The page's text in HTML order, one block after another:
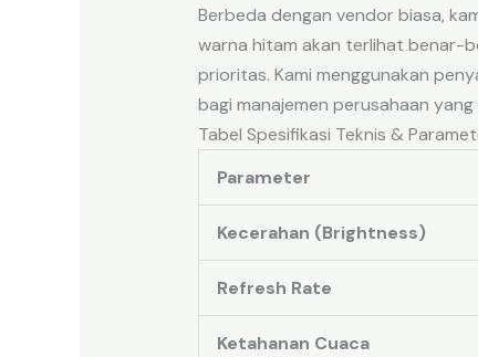
Berbeda dengan vendor biasa,
warna hitam akan terlihat benar-
prioritas. Kami menggunakan
bagi manajemen perusahaan yang
Tabel Spesifikasi Teknis &
Parameter
Kecerahan (Brightness)
Refresh Rate
Ketahanan Cuaca